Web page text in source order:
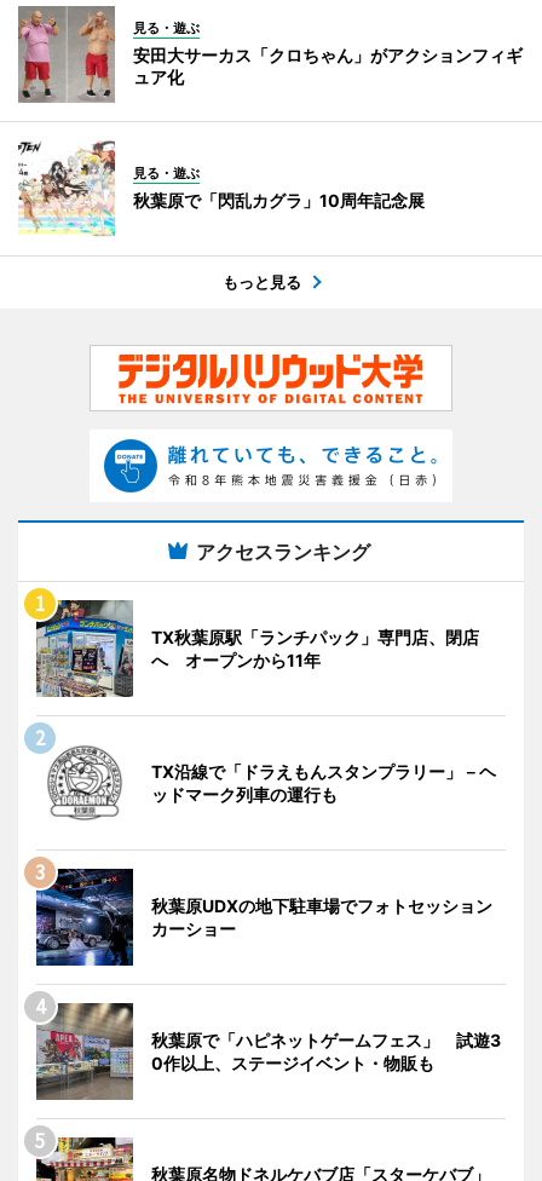
見る・遊ぶ
安田大サーカス「クロちゃん」がアクションフィギ
ュア化
見る・遊ぶ
秋葉原で「閃乱カグラ」10周年記念展
もっと見る
アクセスランキング
TX秋葉原駅「ランチパック」専門店、閉店
へ オープンから11年
TX沿線で「ドラえもんスタンプラリー」－ヘ
ッドマーク列車の運行も
秋葉原UDXの地下駐車場でフォトセッション
カーショー
秋葉原で「ハピネットゲームフェス」 試遊3
0作以上、ステージイベント・物販も
秋葉原名物ドネルケバブ店「スターケバブ」